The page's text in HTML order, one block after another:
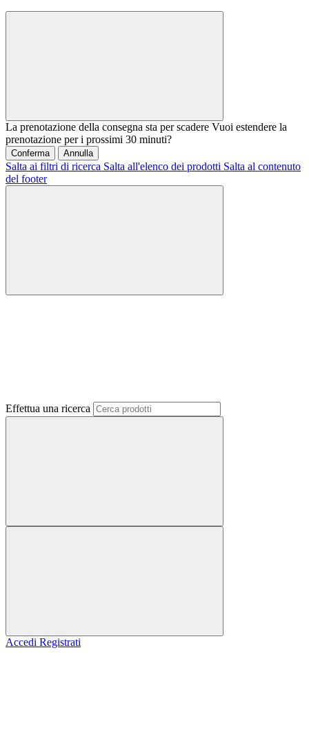
La prenotazione della consegna sta per scadere Vuoi estendere la
prenotazione per i prossimi 30 minuti?
Conferma Annulla
Salta ai filtri di ricerca Salta all'elenco dei prodotti Salta al contenuto
del footer
Effettua una ricerca
Accedi Registrati